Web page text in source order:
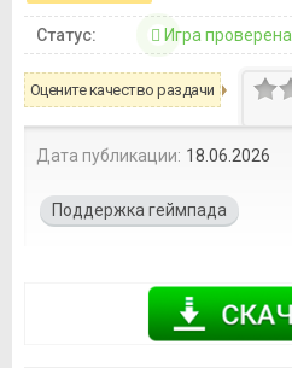
Статус: Игра проверена
Оцените качество раздачи
Дата публикации: 18.06.2026
Поддержка геймпада